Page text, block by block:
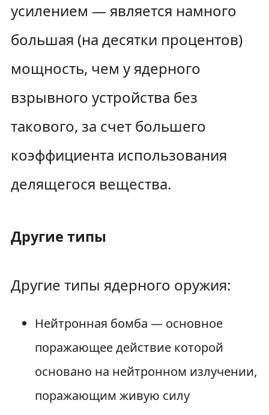
усилением — является намного
большая (на десятки процентов)
мощность, чем у ядерного
взрывного устройства без
такового, за счет большего
коэффициента использования
делящегося вещества.
Другие типы
Другие типы ядерного оружия:
Нейтронная бомба — основное
поражающее действие которой
основано на нейтронном излучении,
поражающим живую силу